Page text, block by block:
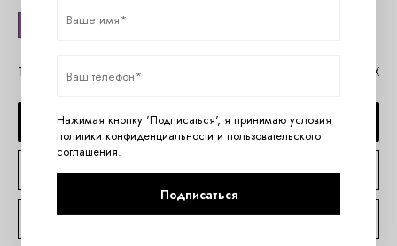
Таблица размеров Obsessive Помощь в MAX
ДОБАВИТЬ В КОРЗИНУ
КУПИТЬ В 1 КЛИК
КОНСУЛЬТАЦИЯ ПО TELEGRAM
Нажимая кнопку 'Подписаться', я принимаю условия
политики конфиденциальности и пользовательского
соглашения.
Подписаться